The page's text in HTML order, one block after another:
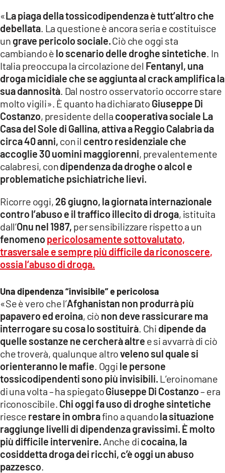
App
ANDROID
APPLE
«La piaga della tossicodipendenza è tutt’altro che
debellata . La questione è ancora seria e costituisce
un grave pericolo sociale.Ciò che oggi sta
cambiando è lo scenario delle droghe sintetiche . In
Italia preoccupa la circolazione del Fentanyl, una
droga micidiale che se aggiunta al crack amplifica la
sua dannosità . Dal nostro osservatorio occorre stare
molto vigili». È quanto ha dichiarato Giuseppe Di
Costanzo, presidente della cooperativa sociale La
Casa del Sole di Gallina, attiva a Reggio Calabria da
circa 40 anni, con il centro residenziale che
accoglie 30 uomini maggiorenni, prevalentemente
calabresi, condipendenza da droghe o alcol e
problematiche psichiatriche lievi.
Ricorre oggi, 26 giugno, la giornata internazionale
contro l’abuso e il traffico illecito di droga, istituita
dall’Onu nel 1987, per sensibilizzare rispetto a un
fenomenopericolosamente sottovalutato,
trasversale e sempre più difficile da riconoscere,
ossia l‘abuso di droga.
Una dipendenza “invisibile” e pericolosa
«Se è vero che l’Afghanistan non produrrà più
papavero ed eroina, ciò non deve rassicurare ma
interrogare su cosa lo sostituirà . Chi dipende da
quelle sostanze ne cercherà altre e si avvarrà di ciò
che troverà, qualunque altroveleno sul quale si
orienteranno le mafie . Oggi le persone
tossicodipendenti sono più invisibili. L’eroinomane
di una volta – ha spiegatoGiuseppe Di Costanzo– era
riconoscibile. Chi oggi fa uso di droghe sintetiche
riesce restare in ombrafino a quandola situazione
raggiunge livelli di dipendenza gravissimi. È molto
più difficile intervenire. Anche dicocaina, la
cosiddetta droga dei ricchi, c’è oggi un abuso
pazzesco